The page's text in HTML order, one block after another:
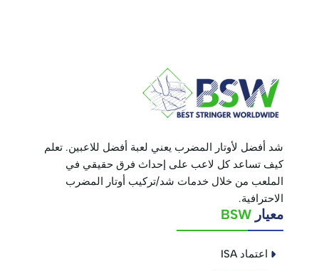
شد أفضل لأوتار المضرب يعني لعبة أفضل للاعبين. تعلم
كيف تساعد كل لاعب على إحداث فرق حقيقي في
الملعب من خلال خدمات شد/تركيب أوتار المضرب
الاحترافية.
معيار BSW
اعتماد ISA